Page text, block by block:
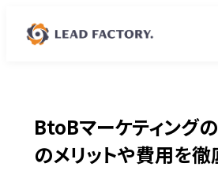
BtoBマーケティング
のメリットや費用を